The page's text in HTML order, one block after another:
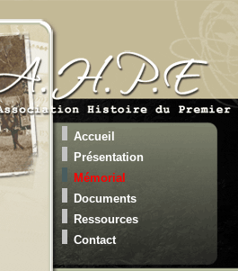
Accueil
Présentation
Mémorial
Documents
Ressources
Contact